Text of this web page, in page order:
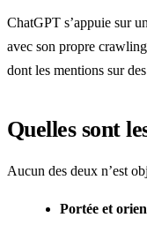
ChatGPT s’appuie sur
avec son propre
dont les mentions sur
Quelles sont
Aucun des deux n’est
Portée et